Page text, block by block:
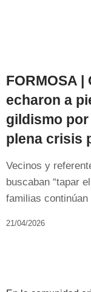
FORMOSA
echaron a
gildismo
plena crisis
Vecinos y
buscaban “tapar
familias
21/04/2026